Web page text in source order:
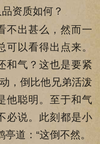
资质如何？
出甚么，然而一
以看得出点来。
和气？这也是要紧
，倒比他兄弟活泼
他聪明。至于和气
必说。此刻都是小
道：“这倒不然。